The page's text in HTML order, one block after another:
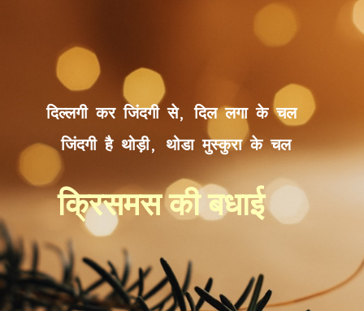
दिल्लगी कर जिंदगी से, दिल लगा के चल
जिंदगी है थोड़ी, थोडा मुस्कुरा के चल
क्रिसमस की बधाई